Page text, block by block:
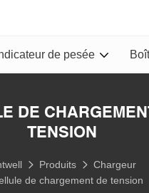
de pesée
DE
TENSION
Produits
Chargeur
de chargement de tension